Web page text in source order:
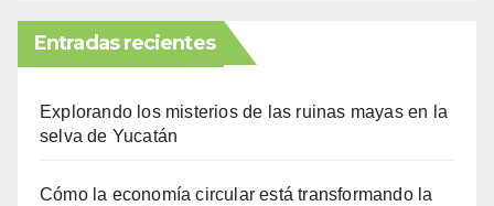
Entradas recientes
Explorando los misterios de las ruinas mayas en la
selva de Yucatán
Cómo la economía circular está transformando la